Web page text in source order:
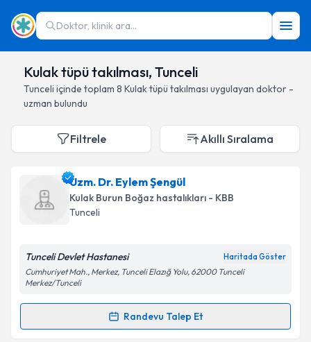
Doktor, klinik ara...
Kulak tüpü takılması, Tunceli
Tunceli içinde toplam 8 Kulak tüpü takılması uygulayan doktor -
uzman bulundu
Filtrele Akıllı Sıralama
Uzm. Dr. Eylem Şengül
Kulak Burun Boğaz hastalıkları - KBB
Tunceli
Tunceli Devlet Hastanesi Haritada Göster
Cumhuriyet Mah., Merkez, Tunceli Elazığ Yolu, 62000 Tunceli
Merkez/Tunceli
Randevu Talep Et
Randevu Takvimi Talebi